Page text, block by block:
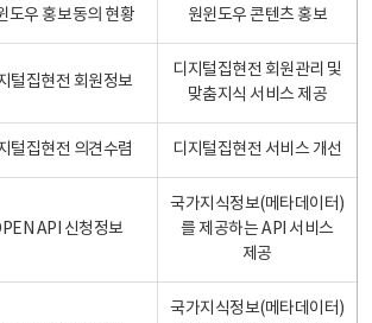
도우 홍보동의 현황 원윈도우 콘텐츠 홍보
털집현전 회원정보
디지털집현전 회원관리 및
맞춤지식 서비스 제공
털집현전 의견수렴 디지털집현전 서비스 개선
API 신청정보
국가지식정보(메타데이터)
를 제공하는 API 서비스
제공
국가지식정보(메타데이터)